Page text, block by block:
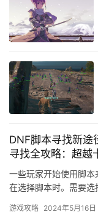
DNF脚本寻找新途
寻找全攻略：超越
一些玩家开始使用脚
在选择脚本时。需要
游戏攻略 2024年5月16日